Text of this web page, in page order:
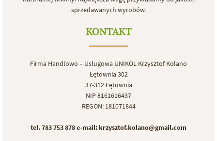
sprzedawanych wyrobów.
KONTAKT
Firma Handlowo – Usługowa UNIKOL Krzysztof Kolano
Łętownia 302
37-312 Łętownia
NIP 8161616437
REGON: 181071844
tel. 783 753 878e-mail: krzysztof.kolano@gmail.com